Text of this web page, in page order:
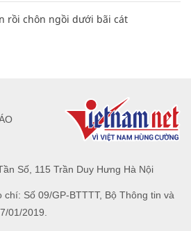
rồi chôn ngồi dưới bãi cát
Số, 115 Trần Duy Hưng Hà Nội
Số 09/GP-BTTTT, Bộ Thông tin và
01/2019.